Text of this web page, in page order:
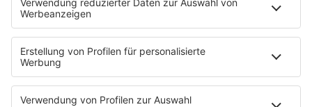
Auch Interessant:
Wie lange dauert ein Studium?
Beruflich neu orientieren
Berufe ohne Studium